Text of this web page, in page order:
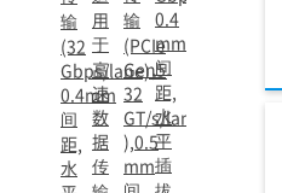
输
(32
Gbps/lane)，
0.4mm
间
距,
水
用
于
高
速
数
据
传
输
(PCIe
Gen5
32
GT/s/lane
),0.5
mm
0.4
mm
间
距,
水
平
插